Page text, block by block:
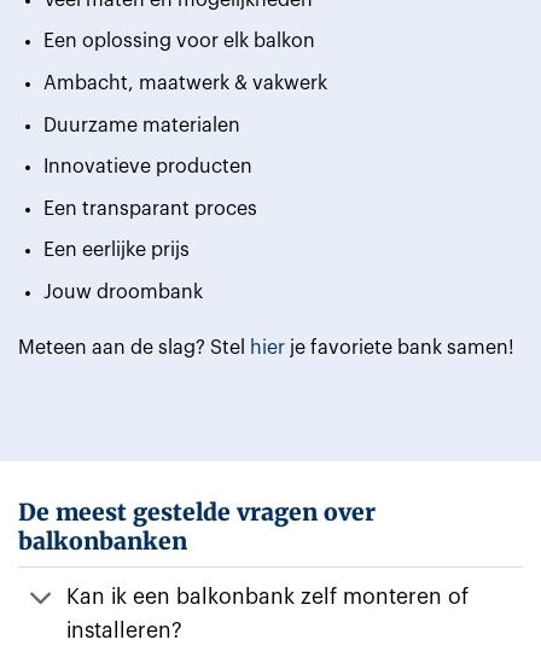
Een oplossing voor elk balkon
Ambacht, maatwerk & vakwerk
Duurzame materialen
Innovatieve producten
Een transparant proces
Een eerlijke prijs
Jouw droombank
Meteen aan de slag? Stel hier je favoriete bank samen!
De meest gestelde vragen over
balkonbanken
Kan ik een balkonbank zelf monteren of
installeren?